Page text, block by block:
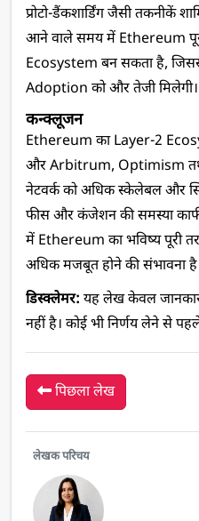
प्रोटो-डैंकशार्डिंग जैसी तकनीकें
आने वाले समय में Ethereum
Ecosystem बन सकता है,
Adoption को और तेजी मिलेगी।
कन्क्लूजन
Ethereum का Layer-2
और Arbitrum, Optimism
नेटवर्क को अधिक स्केलेबल और
फीस और कंजेशन की समस्या
में Ethereum का भविष्य पूरी
अधिक मजबूत होने की संभावना
डिस्क्लेमर: यह लेख केवल
नहीं है। कोई भी निर्णय लेने से
पिछला लेख
लेखक परिचय